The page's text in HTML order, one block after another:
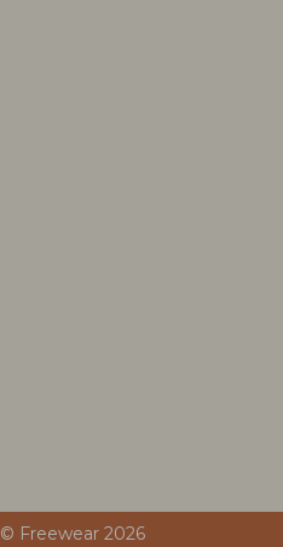
© Freewear 2026